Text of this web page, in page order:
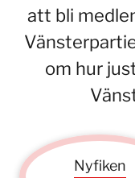
att bli
om hur
Nyfiken